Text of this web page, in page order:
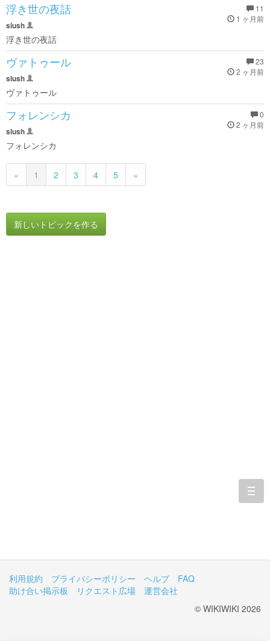
11
1 ヶ月前
浮き世の夜話
slush
浮き世の夜話
23
2 ヶ月前
ヴァトゥール
slush
ヴァトゥール
0
2 ヶ月前
フォレンシカ
slush
フォレンシカ
« 1 2 3 4 5 »
新しいトピックを作る
利用規約 プライバシーポリシー ヘルプ
FAQ
助け合い掲示板
リクエスト広場
運営会社
© WIKIWIKI 2026